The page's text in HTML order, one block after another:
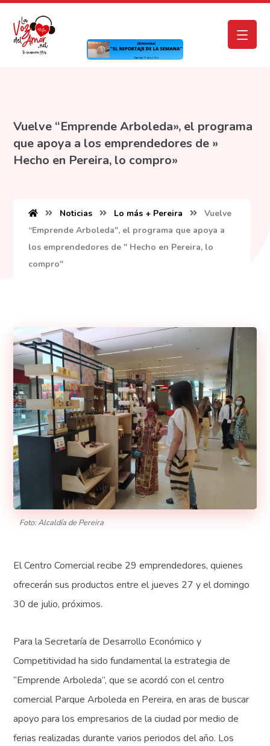
Vuelve “Emprende Arboleda», el programa
que apoya a los emprendedores de »
Hecho en Pereira, lo compro»
Noticias Lo más + Pereira
Vuelve
“Emprende Arboleda", el programa que apoya a
los emprendedores de " Hecho en Pereira, lo
compro"
Foto: Alcaldía de Pereira
El Centro Comercial recibe 29 emprendedores, quienes
ofrecerán sus productos entre el jueves 27 y el domingo
30 de julio, próximos.
Para la Secretaría de Desarrollo Económico y
Competitividad ha sido fundamental la estrategia de
“Emprende Arboleda”, que se acordó con el centro
comercial Parque Arboleda en Pereira, en aras de buscar
apoyo para los empresarios de la ciudad por medio de
ferias realizadas durante varios periodos del año. Los